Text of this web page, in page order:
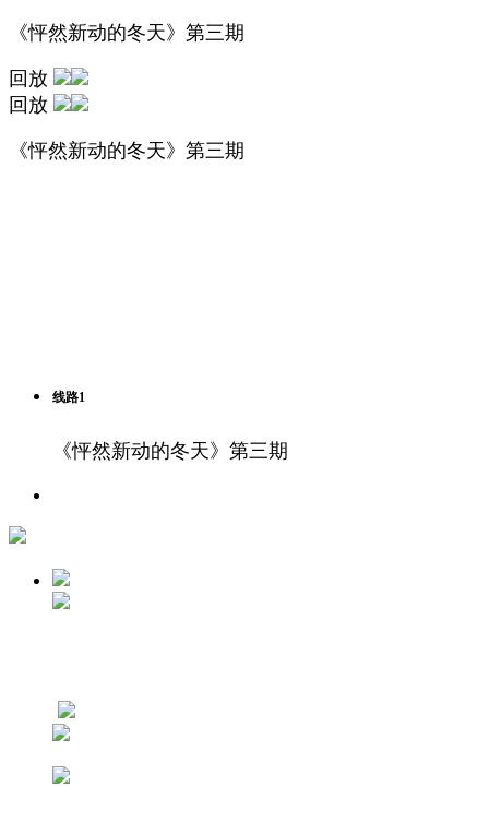
《怦然新动的冬天》第三期
回放
回放
《怦然新动的冬天》第三期
线路1
《怦然新动的冬天》第三期